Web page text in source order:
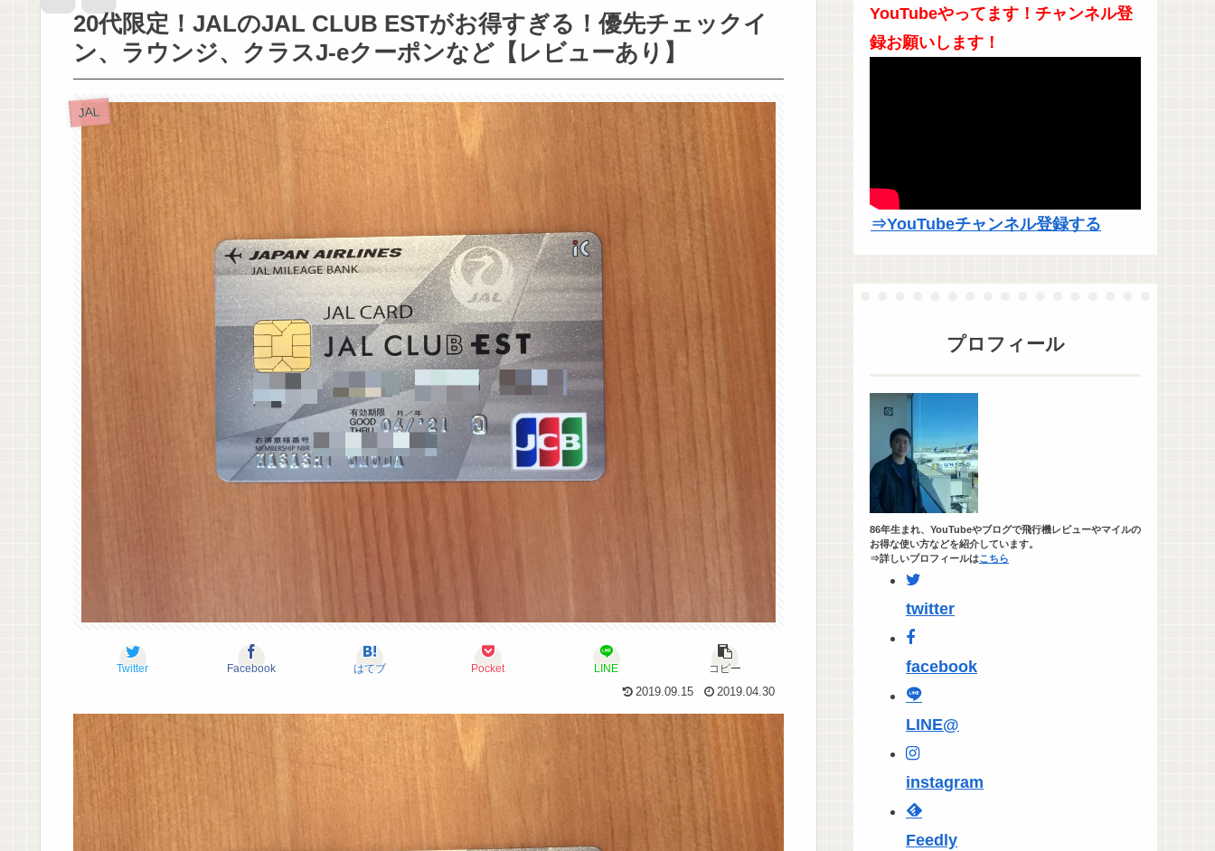
20代限定！JALのJAL CLUB ESTがお得すぎる！優先チェックイ
ン、ラウンジ、クラスJ-eクーポンなど【レビューあり】
JAL
Twitter Facebook はてブ Pocket LINE
コピー
2019.09.15
2019.04.30
YouTubeやってます！チャンネル登
録お願いします！
⇒YouTubeチャンネル登録する
プロフィール
86年生まれ、YouTubeやブログで飛行機レビューやマイルの
お得な使い方などを紹介しています。
⇒詳しいプロフィールはこちら
twitter
facebook
LINE@
instagram
Feedly